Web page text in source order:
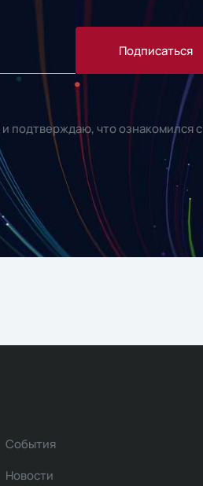
Подписаться
и подтверждаю, что ознакомился с
События
Новости